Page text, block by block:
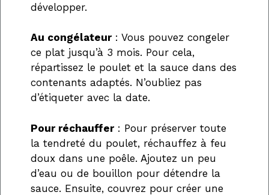
développer.
Au congélateur: Vous pouvez congeler
ce plat jusqu’à 3 mois. Pour cela,
répartissez le poulet et la sauce dans des
contenants adaptés. N’oubliez pas
d’étiqueter avec la date.
Pour réchauffer: Pour préserver toute
la tendreté du poulet, réchauffez à feu
doux dans une poêle. Ajoutez un peu
d’eau ou de bouillon pour détendre la
sauce. Ensuite, couvrez pour créer une